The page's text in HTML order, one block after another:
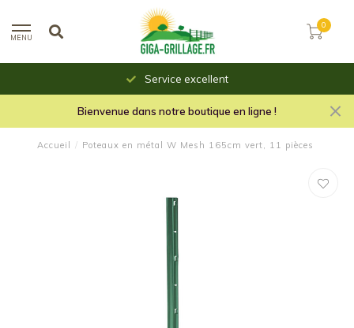
MENU
0
Service excellent
Bienvenue dans notre boutique en ligne !
Accueil / Poteaux en métal W Mesh 165cm vert, 11 pièces